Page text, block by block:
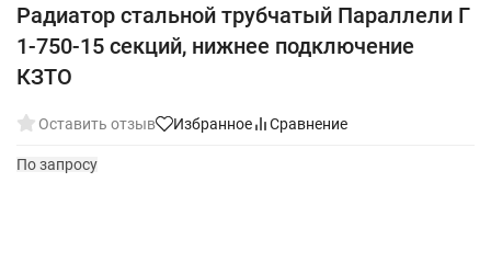
Радиатор стальной трубчатый Параллели Г
1-750-15 секций, нижнее подключение
КЗТО
Оставить отзыв Избранное Сравнение
По запросу